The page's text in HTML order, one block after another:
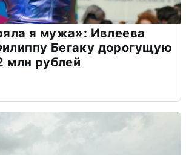
я мужа»: Ивлеева
Бегаку дорогущую
млн рублей